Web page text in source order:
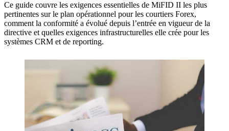
Ce guide couvre les exigences essentielles de MiFID II les plus
pertinentes sur le plan opérationnel pour les courtiers Forex,
comment la conformité a évolué depuis l’entrée en vigueur de la
directive et quelles exigences infrastructurelles elle crée pour les
systèmes CRM et de reporting.